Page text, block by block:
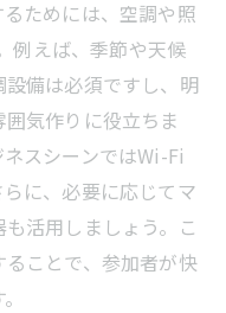
ためには、空調や照
例えば、季節や天候
備は必須ですし、明
気作りに役立ちま
スシーンではWi-Fi
に、必要に応じてマ
活用しましょう。こ
ことで、参加者が快